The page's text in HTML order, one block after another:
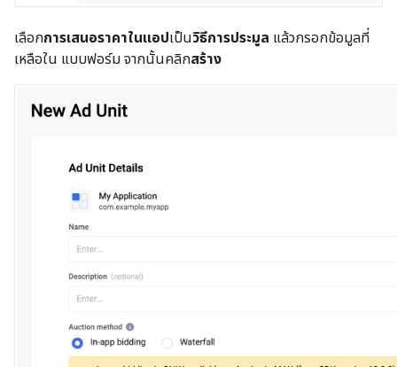
เลือกการเสนอราคาในแอปเป็นวิธีการประมูล แล้วกรอกข้อมูลที่
เหลือใน แบบฟอร์ม จากนั้นคลิกสร้าง